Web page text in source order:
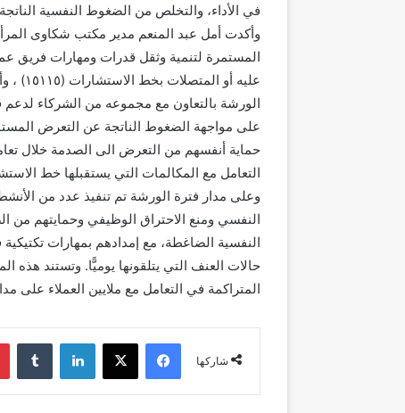
في الأداء، والتخلص من الضغوط النفسية
وأكدت أمل عبد المنعم مدير مكتب شكاوى
المستمرة لتنمية وثقل قدرات ومهارات فريق
عليه
الورشة بالتعاون مع مجموعه من الشركاء
على مواجهة الضغوط الناتجة عن التعرض
حماية أنفسهم من التعرض الى الصدمة خلال
التعامل مع المكالمات التي يستقبلها خط
وعلى مدار فترة الورشة تم تنفيذ عدد من
النفسي ومنع الاحتراق الوظيفي وحمايتهم من
النفسية الضاغطة، مع إمدادهم بمهارات
حالات العنف التي يتلقونها يوميًّا. وتستند هذه
المتراكمة في التعامل مع ملايين العملاء على
شاركها
فيسبوك ‫X لينكدإن